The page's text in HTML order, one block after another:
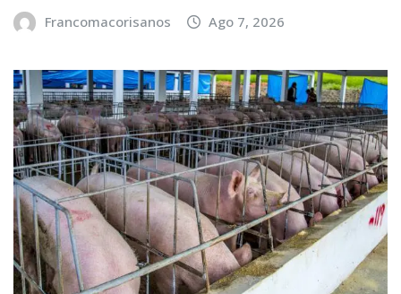
Francomacorisanos Ago 7, 2026